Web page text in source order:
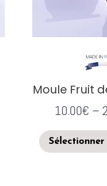
Moule Fruit
10.00€ –